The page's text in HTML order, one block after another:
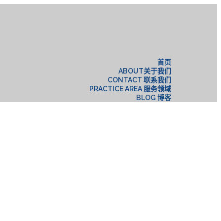
首页
ABOUT关于我们
CONTACT 联系我们
PRACTICE AREA 服务领域
BLOG 博客